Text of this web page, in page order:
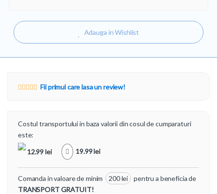
Adauga in Wishlist
Fii primul care lasa un review!
Costul transportului in baza valorii din cosul de cumparaturi
este:
12.99 lei 19.99 lei
Comanda in valoare de minim 200 lei
pentru a beneficia de
TRANSPORT GRATUIT!